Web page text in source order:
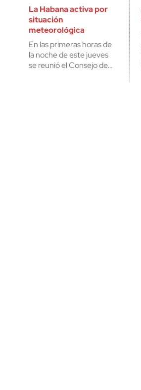
La Habana activa por
situación
meteorológica
En las primeras horas de
la noche de este jueves
se reunió el Consejo de…